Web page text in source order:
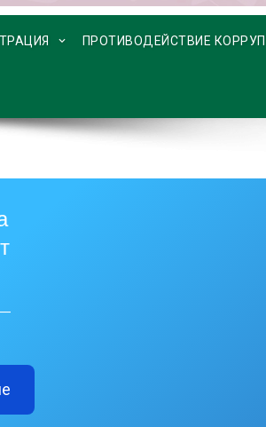
ПРОТИВОДЕЙСТВИЕ
—